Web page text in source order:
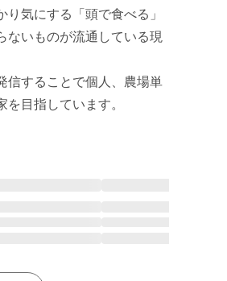
気にする「頭で食べる」
ないものが流通している現
信することで個人、農場単
目指しています。